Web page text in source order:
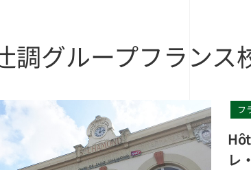
調グループフランス
フ
レ